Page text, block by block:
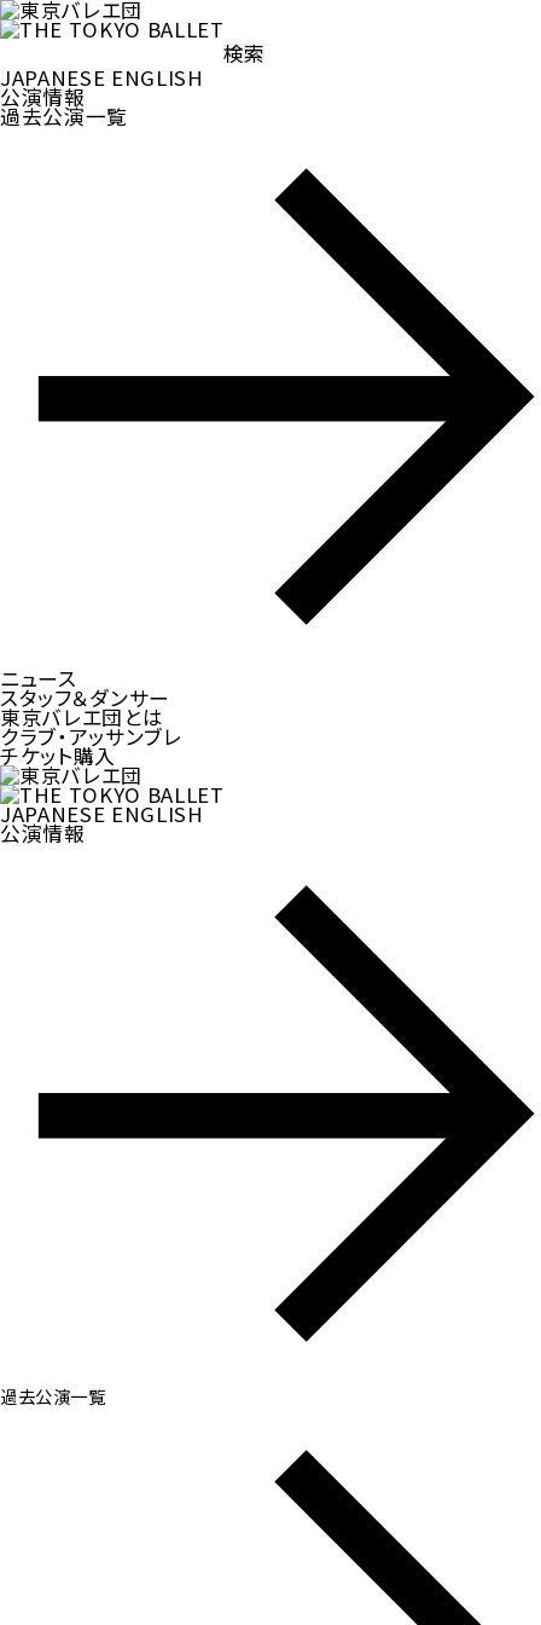
検
索:
JAPANESE ENGLISH
公演情報
過去公演一覧
ニュース
スタッフ＆ダンサー
東京バレエ団とは
クラブ・アッサンブレ
チケット購入
JAPANESE ENGLISH
公演情報
過去公演一覧